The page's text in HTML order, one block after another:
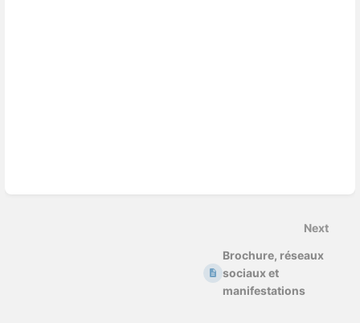
Next
Brochure, réseaux
sociaux et
manifestations